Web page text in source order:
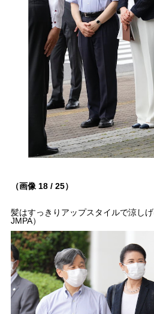
（画像 18 / 25）
髪はすっきりアップスタイルで涼し
JMPA）